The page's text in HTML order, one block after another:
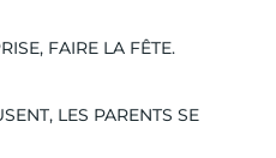
FAIRE LA FÊTE.
LES PARENTS SE